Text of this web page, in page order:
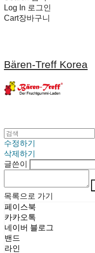
Log In 로그인
Cart장바구니
Bären-Treff Korea
수정하기
삭제하기
글쓴이
목록으로 가기
페이스북
카카오톡
네이버 블로그
밴드
라인